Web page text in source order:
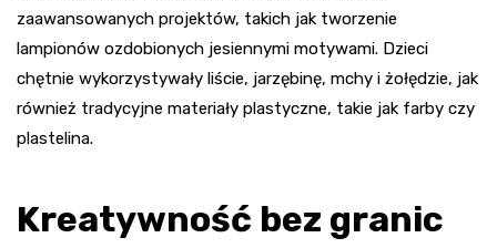
zaawansowanych projektów, takich jak tworzenie
lampionów ozdobionych jesiennymi motywami. Dzieci
chętnie wykorzystywały liście, jarzębinę, mchy i żołędzie, jak
również tradycyjne materiały plastyczne, takie jak farby czy
plastelina.
Kreatywność bez granic